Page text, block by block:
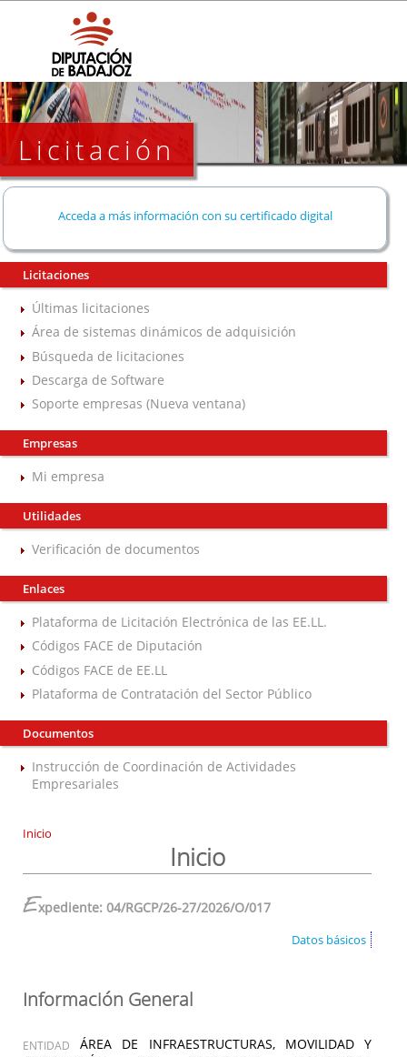
Licitación
Acceda a más información con su certificado digital
Licitaciones
Últimas licitaciones
Área de sistemas dinámicos de adquisición
Búsqueda de licitaciones
Descarga de Software
Soporte empresas (Nueva ventana)
Empresas
Mi empresa
Utilidades
Verificación de documentos
Enlaces
Plataforma de Licitación Electrónica de las EE.LL.
Códigos FACE de Diputación
Códigos FACE de EE.LL
Plataforma de Contratación del Sector Público
Documentos
Instrucción de Coordinación de Actividades
Empresariales
Inicio
Inicio
Expediente: 04/RGCP/26-27/2026/O/017
Datos básicos
Información General
ENTIDAD
ÁREA DE INFRAESTRUCTURAS, MOVILIDAD Y